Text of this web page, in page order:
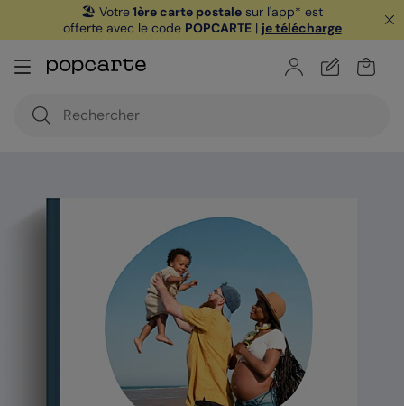
🏖️ Votre1ère carte postale sur l'app* est
offerte avec le code POPCARTE| je télécharge